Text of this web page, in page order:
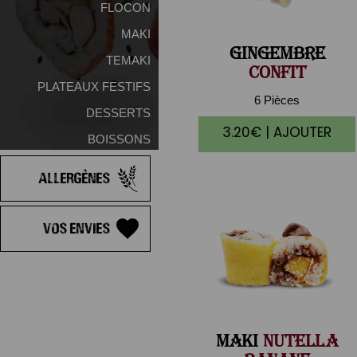
FLOCON
MAKI
TEMAKI
PLATEAUX FESTIFS
DESSERTS
BOISSONS
Allergènes
Vos Envies
GINGEMBRE
CONFIT
6 Pièces
3.20€ | AJOUTER
MAKINUTELLA